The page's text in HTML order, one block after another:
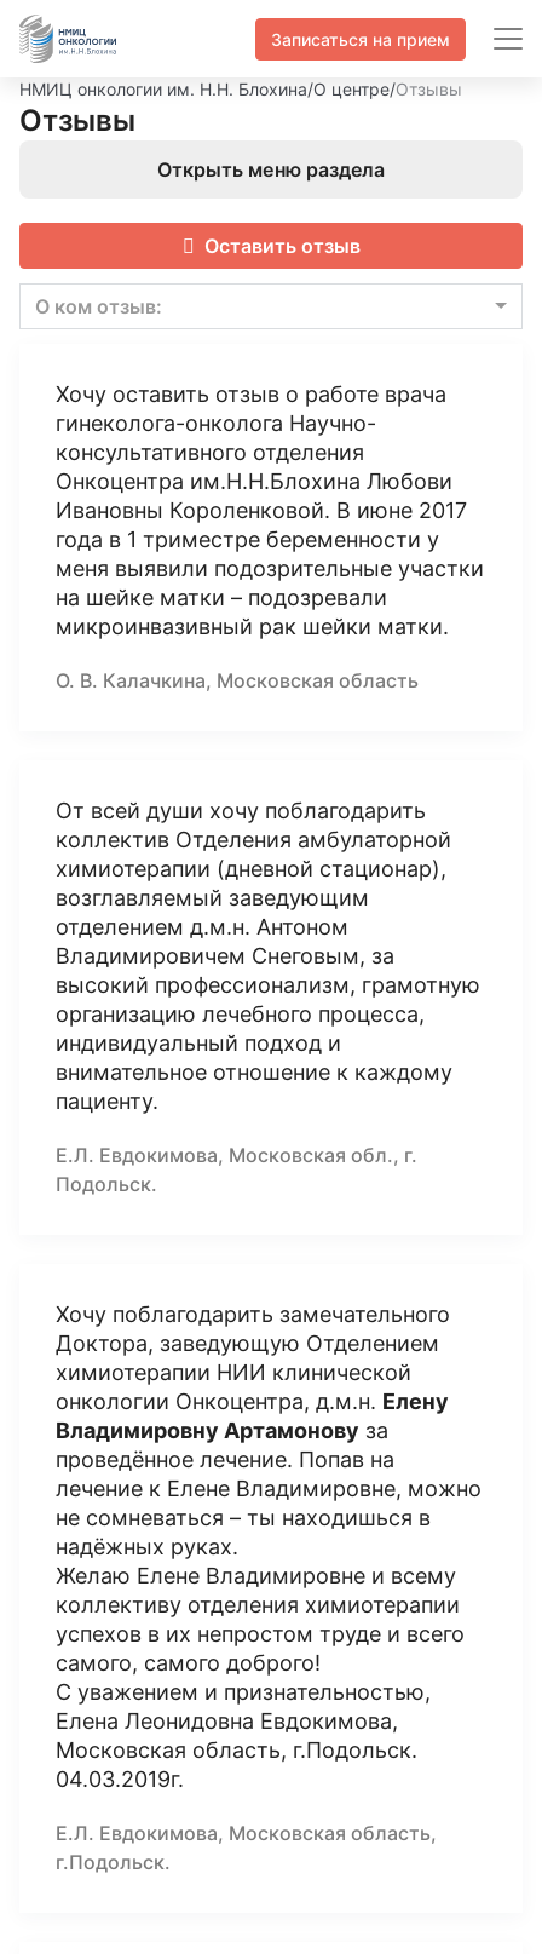
Записаться на прием
НМИЦ онкологии им. Н.Н. Блохина/О центре/Отзывы
Отзывы
Открыть меню раздела
Оставить отзыв
О ком отзыв:
Хочу оставить отзыв о работе врача
гинеколога-онколога Научно-
консультативного отделения
Онкоцентра им.Н.Н.Блохина Любови
Ивановны Короленковой. В июне 2017
года в 1 триместре беременности у
меня выявили подозрительные участки
на шейке матки – подозревали
микроинвазивный рак шейки матки.
О. В. Калачкина, Московская область
От всей души хочу поблагодарить
коллектив Отделения амбулаторной
химиотерапии (дневной стационар),
возглавляемый заведующим
отделением д.м.н. Антоном
Владимировичем Снеговым, за
высокий профессионализм, грамотную
организацию лечебного процесса,
индивидуальный подход и
внимательное отношение к каждому
пациенту.
Е.Л. Евдокимова, Московская обл., г.
Подольск.
Хочу поблагодарить замечательного
Доктора, заведующую Отделением
химиотерапии НИИ клинической
онкологии Онкоцентра, д.м.н. Елену
Владимировну Артамонову за
проведённое лечение. Попав на
лечение к Елене Владимировне, можно
не сомневаться – ты находишься в
надёжных руках.
Желаю Елене Владимировне и всему
коллективу отделения химиотерапии
успехов в их непростом труде и всего
самого, самого доброго!
С уважением и признательностью,
Елена Леонидовна Евдокимова,
Московская область, г.Подольск.
04.03.2019г.
Е.Л. Евдокимова, Московская область,
г.Подольск.